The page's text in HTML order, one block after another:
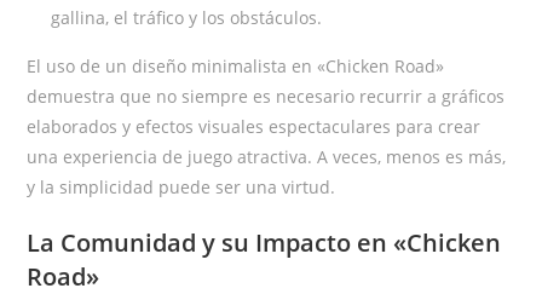
gallina, el tráfico y los obstáculos.
El uso de un diseño minimalista en «Chicken Road»
demuestra que no siempre es necesario recurrir a gráficos
elaborados y efectos visuales espectaculares para crear
una experiencia de juego atractiva. A veces, menos es más,
y la simplicidad puede ser una virtud.
La Comunidad y su Impacto en «Chicken
Road»